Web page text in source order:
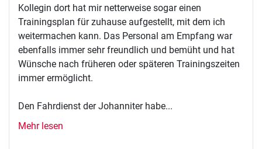
Kollegin dort hat mir netterweise sogar einen
Trainingsplan für zuhause aufgestellt, mit dem ich
weitermachen kann. Das Personal am Empfang war
ebenfalls immer sehr freundlich und bemüht und hat
Wünsche nach früheren oder späteren Trainingszeiten
immer ermöglicht.
Den Fahrdienst der Johanniter habe...
Mehr lesen